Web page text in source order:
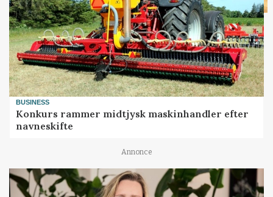
BUSINESS
Konkurs rammer midtjysk maskinhandler efter
navneskifte
Annonce